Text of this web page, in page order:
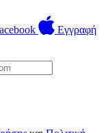
Εγγραφή